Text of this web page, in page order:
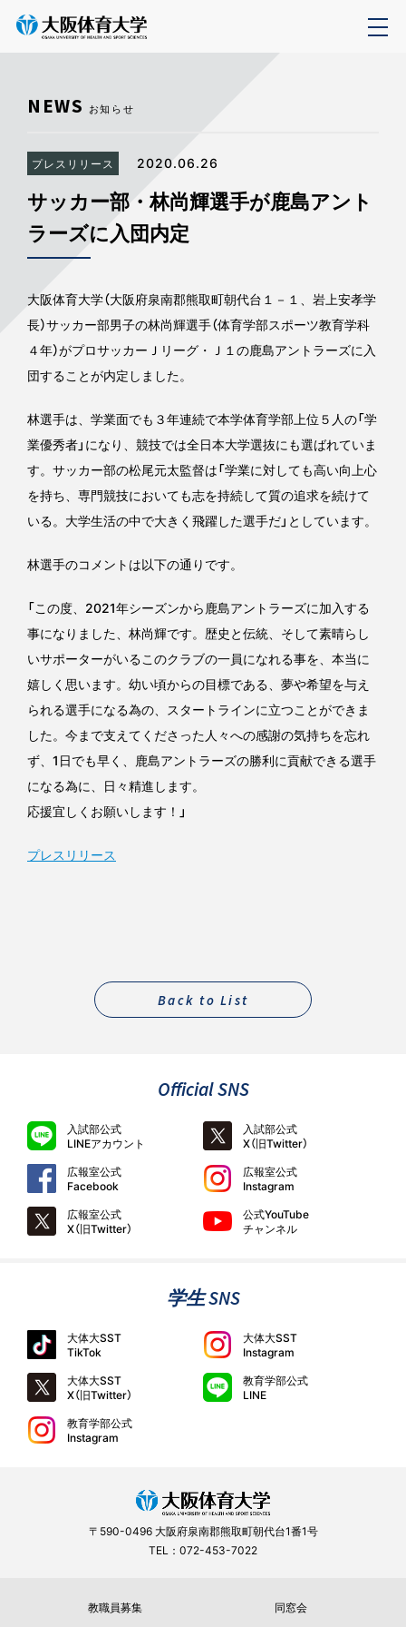
NEWS お知らせ
プレスリリース 2020.06.26
サッカー部・林尚輝選手が鹿島アント
ラーズに入団内定
大阪体育大学（大阪府泉南郡熊取町朝代台１－１、岩上安孝学
長）サッカー部男子の林尚輝選手（体育学部スポーツ教育学科
４年）がプロサッカーＪリーグ・Ｊ１の鹿島アントラーズに入
団することが内定しました。
林選手は、学業面でも３年連続で本学体育学部上位５人の「学
業優秀者」になり、競技では全日本大学選抜にも選ばれていま
す。サッカー部の松尾元太監督は「学業に対しても高い向上心
を持ち、専門競技においても志を持続して質の追求を続けて
いる。大学生活の中で大きく飛躍した選手だ」としています。
林選手のコメントは以下の通りです。
「この度、2021年シーズンから鹿島アントラーズに加入する
事になりました、林尚輝です。歴史と伝統、そして素晴らし
いサポーターがいるこのクラブの一員になれる事を、本当に
嬉しく思います。幼い頃からの目標である、夢や希望を与え
られる選手になる為の、スタートラインに立つことができま
した。今まで支えてくださった人々への感謝の気持ちを忘れ
ず、1日でも早く、鹿島アントラーズの勝利に貢献できる選手
になる為に、日々精進します。
応援宜しくお願いします！」
プレスリリース
Back to List
Official SNS
入試部公式
LINEアカウント
入試部公式
X（旧Twitter）
広報室公式
Facebook
広報室公式
Instagram
広報室公式
X（旧Twitter）
公式YouTube
チャンネル
学生 SNS
大体大SST
TikTok
大体大SST
Instagram
大体大SST
X（旧Twitter）
教育学部公式
LINE
教育学部公式
Instagram
〒590-0496 大阪府泉南郡熊取町朝代台1番1号
TEL：072-453-7022
教職員募集 同窓会